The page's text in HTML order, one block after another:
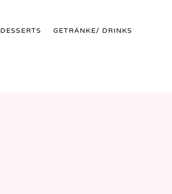
DESSERTS GETRÄNKE/ DRINKS